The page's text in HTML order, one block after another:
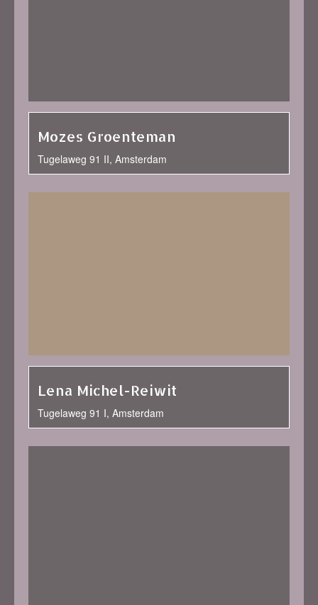
Mozes Groenteman
Tugelaweg 91 II, Amsterdam
Lena Michel-Reiwit
Tugelaweg 91 I, Amsterdam